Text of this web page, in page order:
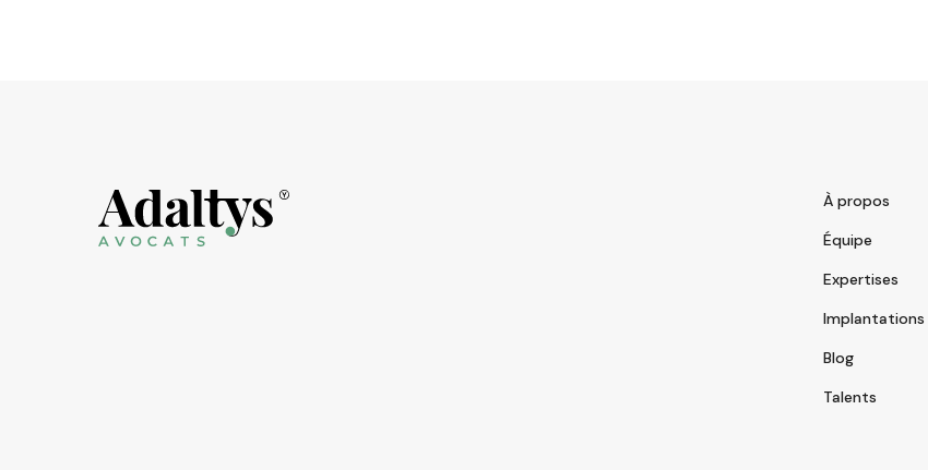
À propos
Équipe
Expertises
Implantations
Blog
Talents